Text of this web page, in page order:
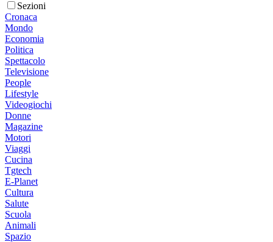
Sezioni
Cronaca
Mondo
Economia
Politica
Spettacolo
Televisione
People
Lifestyle
Videogiochi
Donne
Magazine
Motori
Viaggi
Cucina
Tgtech
E-Planet
Cultura
Salute
Scuola
Animali
Spazio